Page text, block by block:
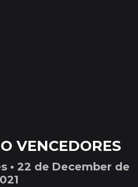
VENCEDORES
• 22 de December de